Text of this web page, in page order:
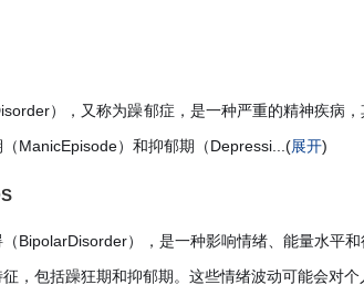
），又称为躁郁症，是一种严重的精神疾病
ManicEpisode）和抑郁期（Depressi...(展开)
BipolarDisorder），是一种影响情绪、能量水平
，包括躁狂期和抑郁期。这些情绪波动可能会对